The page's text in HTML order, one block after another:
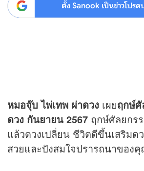
ตั้ง Sanook เป็นข่าวโปร
หมอจุ๊บ ไพ่เทพ ผ่าดวง เผยฤกษ์ศั
ดวง กันยายน 2567 ฤกษ์ศัลยกร
แล้วดวงเปลี่ยน ชีวิตดีขึ้นเสริมด
สวยและปังสมใจปรารถนาของ